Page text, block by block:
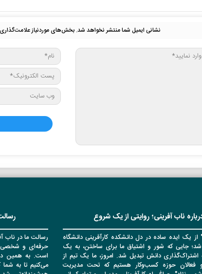
نشانی ایمیل شما منتشر نخواهد شد. بخش‌های موردنیاز
ناب آفرینی؛ روایتی از یک شروع
از یک ایده ساده در دل دانشکده کارآفرینی دانشگاه
شد؛ جایی که شور و اشتیاق ما برای ساختن، به یک
اشتراک‌گذاری دانش تبدیل شد. امروز، ما یک تیم از
حوزه کسب‌وکار هستیم که تحت مدیریت
رسالت ما در ناب
حرفه‌ای و شخصی
است. به همین
می‌کنیم تا به شما